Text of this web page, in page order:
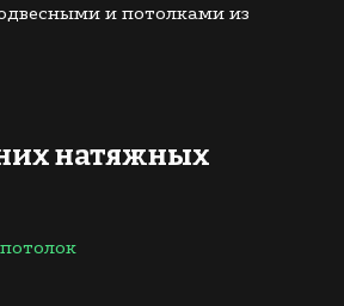
и потолками из